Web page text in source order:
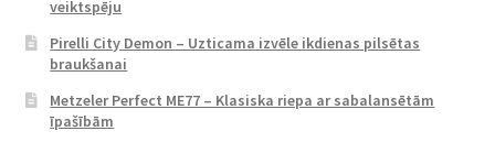
veiktspēju
Pirelli City Demon – Uzticama izvēle ikdienas pilsētas
braukšanai
Metzeler Perfect ME77 – Klasiska riepa ar sabalansētām
īpašībām